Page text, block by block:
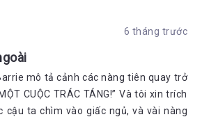
6 tháng trước
mô tả cảnh các nàng tiên quay trở
CUỘC TRÁC TÁNG!” Và tôi xin trích
cậu ta chìm vào giấc ngủ, và vài nàng